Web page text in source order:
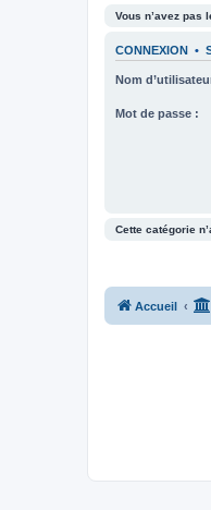
Vous n’avez pas
CONNEXION •
Nom
Mot de passe :
Cette catégorie
Accueil